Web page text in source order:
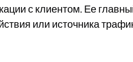
с клиентом. Ее
или источника